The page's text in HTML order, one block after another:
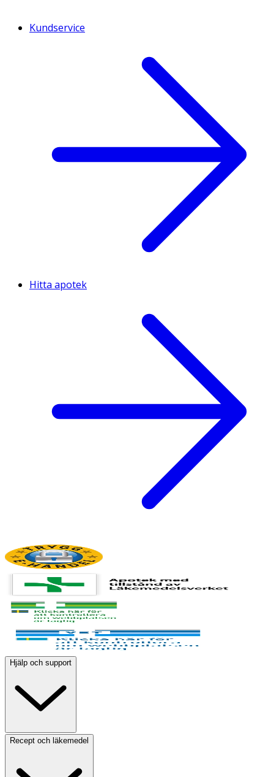
Kundservice
Hitta apotek
Hjälp och support
Recept och läkemedel